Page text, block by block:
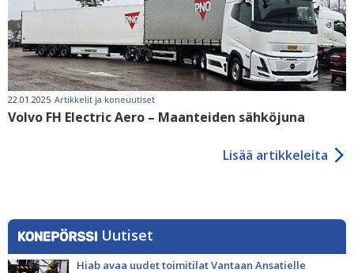
22.01.2025 Artikkelit ja koneuutiset
Volvo FH Electric Aero – Maanteiden sähköjuna
Lisää artikkeleita
Uutiset
Hiab avaa uudet toimitilat Vantaan Ansatielle